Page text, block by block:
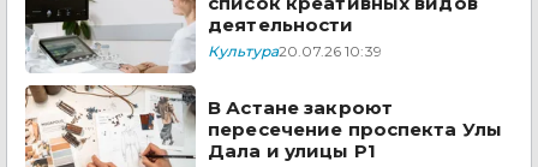
деятельности
Культура20.07.26 10:39
В Астане закроют
пересечение проспекта Улы
Дала и улицы Р1